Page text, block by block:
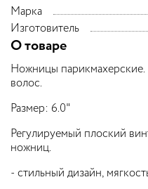
Марка
Изготовитель
О товаре
Ножницы
волос.
Размер: 6.0"
Регулируемый плоский
ножниц.
- стильный дизайн,